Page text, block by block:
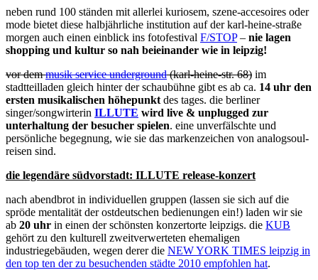
neben rund 100 ständen mit allerlei kuriosem, szene-accesoires oder
mode bietet diese halbjährliche institution auf der karl-heine-straße
morgen auch einen einblick ins fotofestival F/STOP– nie lagen
shopping und kultur so nah beieinander wie in leipzig!
vor demmusik service underground(karl-heine-str. 68) im
stadtteilladen gleich hinter der schaubühne gibt es ab ca. 14 uhr den
ersten musikalischen höhepunkt des tages. die berliner
singer/songwirterin ILLUTE wird live & unplugged zur
unterhaltung der besucher spielen. eine unverfälschte und
persönliche begegnung, wie sie das markenzeichen von analogsoul-
reisen sind.
die legendäre südvorstadt: ILLUTE release-konzert
nach abendbrot in individuellen gruppen (lassen sie sich auf die
spröde mentalität der ostdeutschen bedienungen ein!) laden wir sie
ab 20 uhr in einen der schönsten konzertorte leipzigs. die KUB
gehört zu den kulturell zweitverwerteten ehemaligen
industriegebäuden, wegen derer die NEW YORK TIMES leipzig in
den top ten der zu besuchenden städte 2010 empfohlen hat.